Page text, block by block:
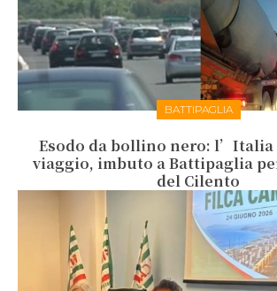
BATTIPAGLIA
Esodo da bollino nero: l’Italia
viaggio, imbuto a Battipaglia
del Cilento